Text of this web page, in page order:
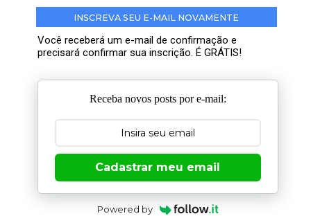
INSCREVA SEU E-MAIL NOVAMENTE
Você receberá um e-mail de confirmação e
precisará confirmar sua inscrição. É GRÁTIS!
Receba novos posts por e-mail:
Cadastrar meu email
Powered by